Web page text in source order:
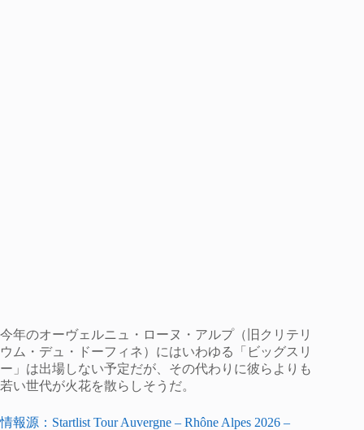
今年のオーヴェルニュ・ローヌ・アルプ（旧クリテリ
ウム・デュ・ドーフィネ）にはいわゆる「ビッグスリ
ー」は出場しない予定だが、その代わりに彼らよりも
若い世代が火花を散らしそうだ。
情報源：Startlist Tour Auvergne – Rhône Alpes 2026 –